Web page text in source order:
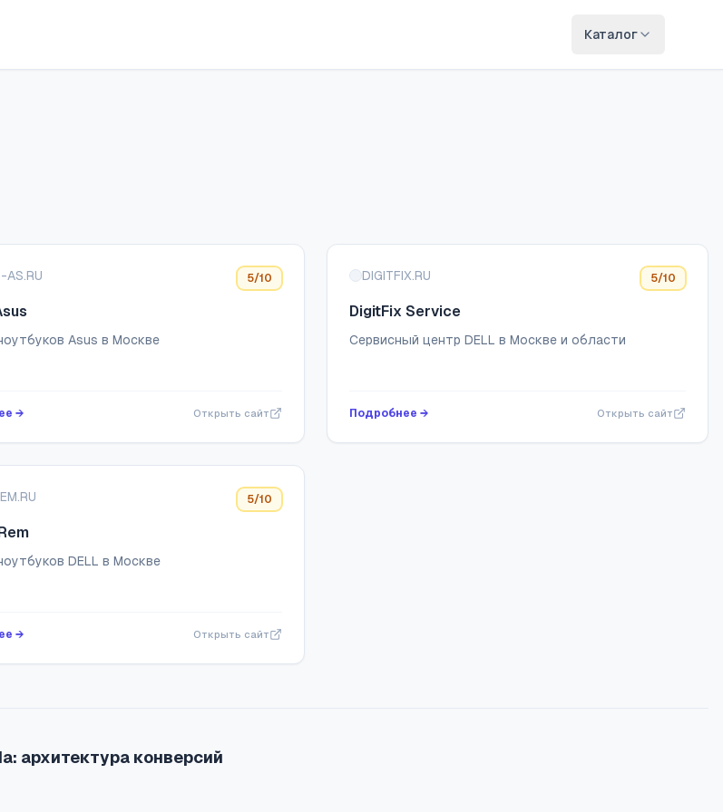
Каталог
AS.RU 5/10
Asus в Москве
→ Открыть сайт
DIGITFIX.RU 5/10
DigitFix Service
Сервисный центр DELL в Москве и области
Подробнее → Открыть сайт
5/10
DELL в Москве
→ Открыть сайт
архитектура конверсий